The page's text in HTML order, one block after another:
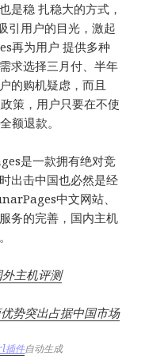
是稳 扎稳大的方式，
引用户的目光，激起
再为用户 提供多种
求选择三月付、半年
的购机疑虑，而且
策，用户只要在不使
额退款。
是一款拥有绝对竞
出击中国也必然是经
中文网站、
务的完善，国内主机
外主机评测
势突出占据中国市场
插件自动生成